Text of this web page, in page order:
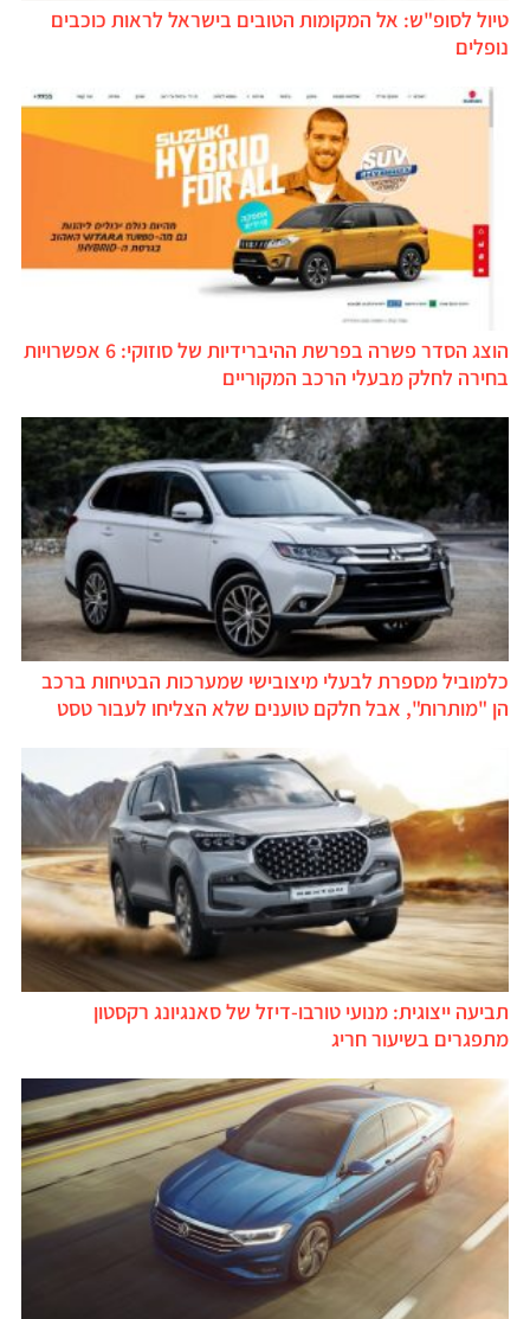
טיול לסופ"ש: אל המקומות הטובים בישראל לראות כוכבים
נופלים
הוצג הסדר פשרה בפרשת ההיברידיות של סוזוקי: 6 אפשרויות
בחירה לחלק מבעלי הרכב המקוריים
כלמוביל מספרת לבעלי מיצובישי שמערכות הבטיחות ברכב
הן "מותרות", אבל חלקם טוענים שלא הצליחו לעבור טסט
תביעה ייצוגית: מנועי טורבו-דיזל של סאנגיונג רקסטון
מתפגרים בשיעור חריג